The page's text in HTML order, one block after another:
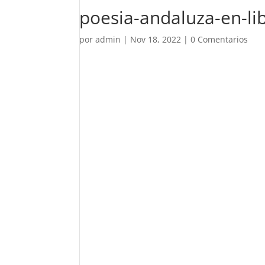
poesia-andaluza-en-
poradmin | Nov 18, 2022 |0 Comentarios